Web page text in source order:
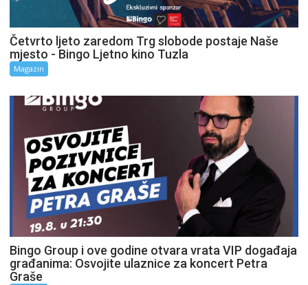
Četvrto ljeto zaredom Trg slobode postaje Naše
mjesto - Bingo Ljetno kino Tuzla
Magazin
Bingo Group i ove godine otvara vrata VIP događaja
građanima: Osvojite ulaznice za koncert Petra
Graše